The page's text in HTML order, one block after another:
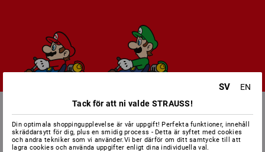
SV
EN
Tack för att ni valde STRAUSS!
Din optimala shoppingupplevelse är vår uppgift! Perfekta funktioner, innehåll
skräddarsytt för dig, plus en smidig process - Detta är syftet med cookies
och andra tekniker som vi använder.Vi ber därför om ditt samtycke till att
lagra cookies och använda uppgifter enligt dina individuella val.